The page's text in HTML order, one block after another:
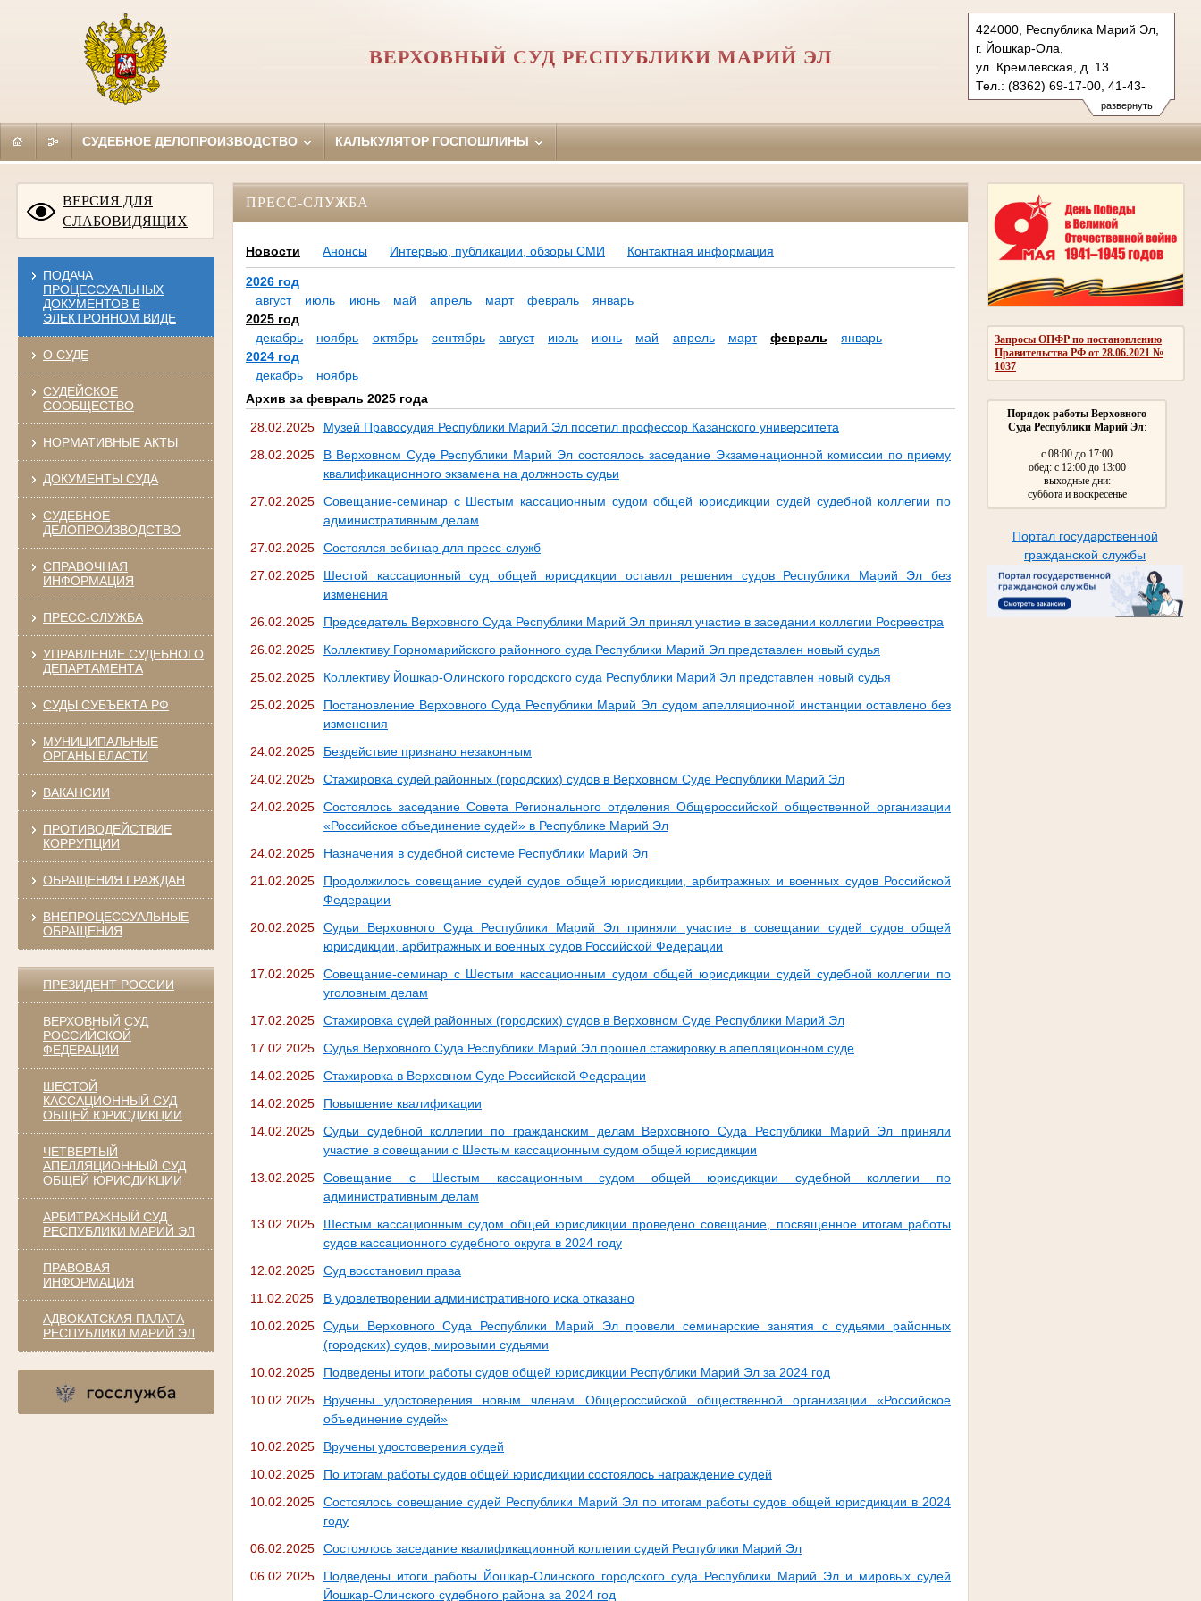
развернуть
424000, Республика Марий Эл,
г. Йошкар-Ола,
ул. Кремлевская, д. 13
Тел.: (8362) 69-17-00, 41-43-
89 (ф.)
vs.mari@sudrf.ru
ВЕРХОВНЫЙ СУД РЕСПУБЛИКИ МАРИЙ ЭЛ
СУДЕБНОЕ ДЕЛОПРОИЗВОДСТВО КАЛЬКУЛЯТОР ГОСПОШЛИНЫ
ВЕРСИЯ ДЛЯ
СЛАБОВИДЯЩИХ
ПОДАЧА
ПРОЦЕССУАЛЬНЫХ
ДОКУМЕНТОВ В
ЭЛЕКТРОННОМ ВИДЕ
О СУДЕ
СУДЕЙСКОЕ
СООБЩЕСТВО
НОРМАТИВНЫЕ АКТЫ
ДОКУМЕНТЫ СУДА
СУДЕБНОЕ
ДЕЛОПРОИЗВОДСТВО
СПРАВОЧНАЯ
ИНФОРМАЦИЯ
ПРЕСС-СЛУЖБА
УПРАВЛЕНИЕ СУДЕБНОГО
ДЕПАРТАМЕНТА
СУДЫ СУБЪЕКТА РФ
МУНИЦИПАЛЬНЫЕ
ОРГАНЫ ВЛАСТИ
ВАКАНСИИ
ПРОТИВОДЕЙСТВИЕ
КОРРУПЦИИ
ОБРАЩЕНИЯ ГРАЖДАН
ВНЕПРОЦЕССУАЛЬНЫЕ
ОБРАЩЕНИЯ
ПРЕЗИДЕНТ РОССИИ
ВЕРХОВНЫЙ СУД
РОССИЙСКОЙ
ФЕДЕРАЦИИ
ШЕСТОЙ
КАССАЦИОННЫЙ СУД
ОБЩЕЙ ЮРИСДИКЦИИ
ЧЕТВЕРТЫЙ
АПЕЛЛЯЦИОННЫЙ СУД
ОБЩЕЙ ЮРИСДИКЦИИ
АРБИТРАЖНЫЙ СУД
РЕСПУБЛИКИ МАРИЙ ЭЛ
ПРАВОВАЯ
ИНФОРМАЦИЯ
АДВОКАТСКАЯ ПАЛАТА
РЕСПУБЛИКИ МАРИЙ ЭЛ
Запросы ОПФР по постановлению
Правительства РФ от 28.06.2021 №
1037
Порядок работы Верховного
Суда Республики Марий Эл:
с 08:00 до 17:00
обед: с 12:00 до 13:00
выходные дни:
суббота и воскресенье
Портал государственной
гражданской службы
ПРЕСС-СЛУЖБА
Новости Анонсы Интервью, публикации, обзоры СМИ Контактная информация
2026 год
август
июль июнь май апрель март февраль
январь
2025 год
декабрь
ноябрь октябрь сентябрь август июль июнь май апрель март февраль
январь
2024 год
декабрь
ноябрь
Архив за февраль 2025 года
28.02.2025
Музей Правосудия Республики Марий Эл посетил профессор Казанского университета
28.02.2025
В Верховном Суде Республики Марий Эл состоялось заседание Экзаменационной комиссии по приему
квалификационного экзамена на должность судьи
27.02.2025
Совещание-семинар с Шестым кассационным судом общей юрисдикции судей судебной коллегии по
административным делам
27.02.2025
Состоялся вебинар для пресс-служб
27.02.2025
Шестой кассационный суд общей юрисдикции оставил решения судов Республики Марий Эл без
изменения
26.02.2025
Председатель Верховного Суда Республики Марий Эл принял участие в заседании коллегии Росреестра
26.02.2025
Коллективу Горномарийского районного суда Республики Марий Эл представлен новый судья
25.02.2025
Коллективу Йошкар-Олинского городского суда Республики Марий Эл представлен новый судья
25.02.2025
Постановление Верховного Суда Республики Марий Эл судом апелляционной инстанции оставлено без
изменения
24.02.2025
Бездействие признано незаконным
24.02.2025
Стажировка судей районных (городских) судов в Верховном Суде Республики Марий Эл
24.02.2025
Состоялось заседание Совета Регионального отделения Общероссийской общественной организации
«Российское объединение судей» в Республике Марий Эл
24.02.2025
Назначения в судебной системе Республики Марий Эл
21.02.2025
Продолжилось совещание судей судов общей юрисдикции, арбитражных и военных судов Российской
Федерации
20.02.2025
Судьи Верховного Суда Республики Марий Эл приняли участие в совещании судей судов общей
юрисдикции, арбитражных и военных судов Российской Федерации
17.02.2025
Совещание-семинар с Шестым кассационным судом общей юрисдикции судей судебной коллегии по
уголовным делам
17.02.2025
Стажировка судей районных (городских) судов в Верховном Суде Республики Марий Эл
17.02.2025
Судья Верховного Суда Республики Марий Эл прошел стажировку в апелляционном суде
14.02.2025
Стажировка в Верховном Суде Российской Федерации
14.02.2025
Повышение квалификации
14.02.2025
Судьи судебной коллегии по гражданским делам Верховного Суда Республики Марий Эл приняли
участие в совещании с Шестым кассационным судом общей юрисдикции
13.02.2025
Совещание с Шестым кассационным судом общей юрисдикции судебной коллегии по
административным делам
13.02.2025
Шестым кассационным судом общей юрисдикции проведено совещание, посвященное итогам работы
судов кассационного судебного округа в 2024 году
12.02.2025
Суд восстановил права
11.02.2025
В удовлетворении административного иска отказано
10.02.2025
Судьи Верховного Суда Республики Марий Эл провели семинарские занятия с судьями районных
(городских) судов, мировыми судьями
10.02.2025
Подведены итоги работы судов общей юрисдикции Республики Марий Эл за 2024 год
10.02.2025
Вручены удостоверения новым членам Общероссийской общественной организации «Российское
объединение судей»
10.02.2025
Вручены удостоверения судей
10.02.2025
По итогам работы судов общей юрисдикции состоялось награждение судей
10.02.2025
Состоялось совещание судей Республики Марий Эл по итогам работы судов общей юрисдикции в 2024
году
06.02.2025
Состоялось заседание квалификационной коллегии судей Республики Марий Эл
06.02.2025
Подведены итоги работы Йошкар-Олинского городского суда Республики Марий Эл и мировых судей
Йошкар-Олинского судебного района за 2024 год